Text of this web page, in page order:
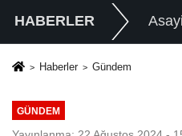
HABERLER
Haberler Gündem
GÜNDEM